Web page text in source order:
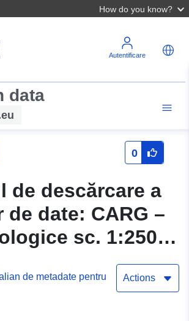
How do you know?
Autentificare
data
0
de descărcare a
date: CARG –
sc. 1:25000
– sc. 1:50000
de metadate pentru
Actions